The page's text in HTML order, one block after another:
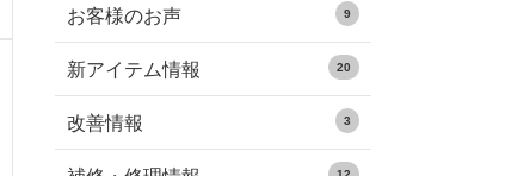
お客様のお声 9
新アイテム情報 20
改善情報 3